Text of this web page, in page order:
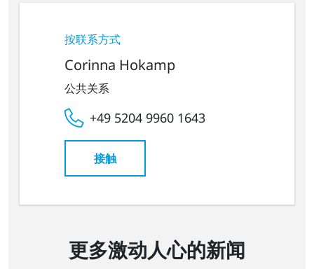
按联系方式
Corinna Hokamp
公共关系
+49 5204 9960 1643
接触
更多激动人心的新闻